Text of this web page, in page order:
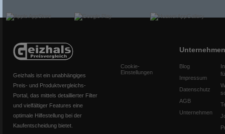
Geizhals ist ein unabhängiges
Preis- und Produktvergleichs-
Portal, das mittels detaillierter Filter
und vielfältiger Features eine
optimale Hilfestellung bei der
Kaufentscheidung bietet.
Cookie-
Einstellungen
Unternehmen
Blog
Impressum
Datenschutz
AGB
Unternehmen